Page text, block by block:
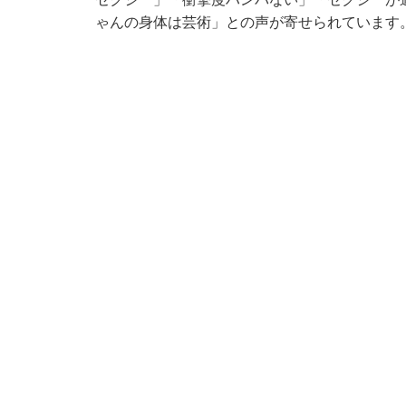
ゃんの身体は芸術」との声が寄せられています